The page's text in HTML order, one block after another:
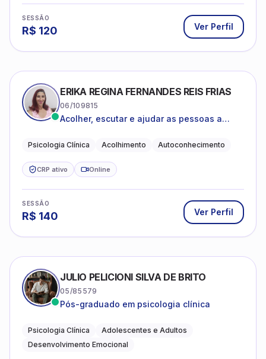
SESSÃO
R$ 120 Ver Perfil
ERIKA REGINA FERNANDES REIS FRIAS
06/109815
Acolher, escutar e ajudar as pessoas a
Psicologia Clínica Acolhimento Autoconhecimento
CRP ativo Online
SESSÃO
R$ 140 Ver Perfil
JULIO PELICIONI SILVA DE BRITO
05/85579
Pós-graduado em psicologia clínica
Psicologia Clínica
Adolescentes e Adultos
Desenvolvimento Emocional